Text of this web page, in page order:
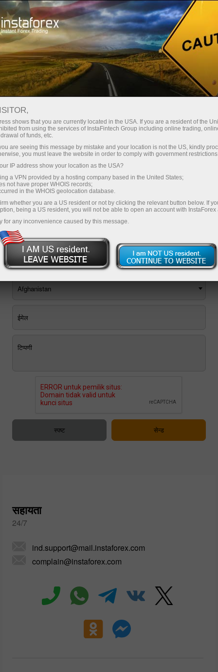
सहायता
Afghanistan
सहायता
24/7
ind.support@mail.instaforex.com
complain@instaforex.com
shows that you are currently located in the USA. If you are a resident of the
from using the services of InstaFintech Group including online trading,
of funds, etc.
are seeing this message by mistake and your location is not the US, kindly
you must leave the website in order to comply with government
IP address show your location as the USA?
a VPN provided by a hosting company based in the United States;
not have proper WHOIS records;
in the WHOIS geolocation database.
whether you are a US resident or not by clicking the relevant button below. If
being a US resident, you will not be able to open an account with InstaForex
for any inconvenience caused by this message.